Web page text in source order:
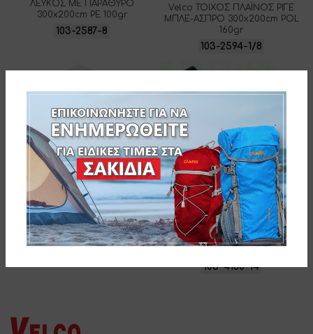
ΛΕΥΚΟΣ ΜΕ ΠΑΡΑΘΥΡΟ
300x200cm PE 100gr
103-2587-8
Velco ΤΟΙΧΟΣ ΠΛΑΪΝΟΣ ΡΙΓΕ
ΜΠΛΕ-ΑΣΠΡΟ 300x200cm POL
160gr
103-2594-1/8
ΤΟΙΧΟΣ ΠΛΑΪΝΟΣ ΛΕΥΚΟΣ
450x200cm PE 100gr
103-4153-8
103-4160-14